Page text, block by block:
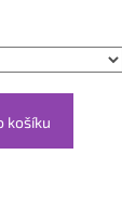
košíku